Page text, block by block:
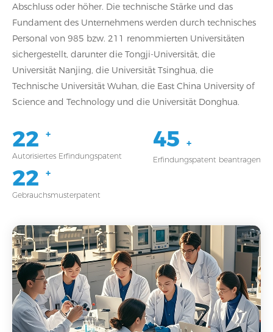
Abschluss oder höher. Die technische Stärke und das
Fundament des Unternehmens werden durch technisches
Personal von 985 bzw. 211 renommierten Universitäten
sichergestellt, darunter die Tongji-Universität, die
Universität Nanjing, die Universität Tsinghua, die
Technische Universität Wuhan, die East China University of
Science and Technology und die Universität Donghua.
22 +
Autorisiertes Erfindungspatent
45 +
Erfindungspatent beantragen
22 +
Gebrauchsmusterpatent